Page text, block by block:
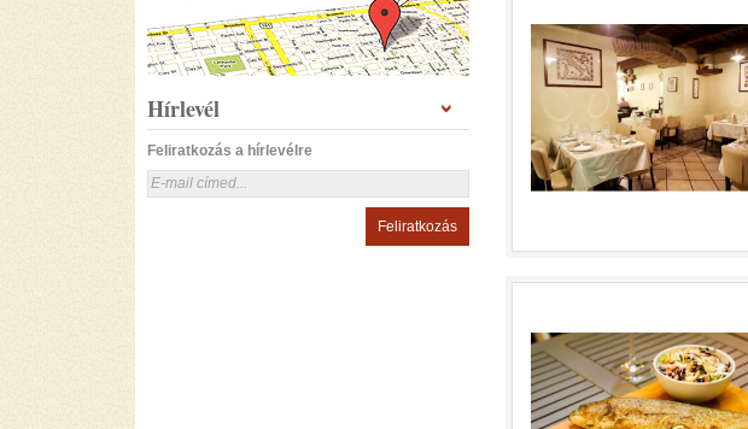
Hírlevél
Feliratkozás a hírlevélre
Feliratkozás